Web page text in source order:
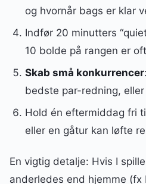
og hvornår bags er klar
Indfør 20 minutters
10 bolde på rangen er
Skab små konkurrencer
bedste par-redning, eller
Hold én eftermiddag fri
eller en gåtur kan løfte
En vigtig detalje: Hvis I
anderledes end hjemme (fx